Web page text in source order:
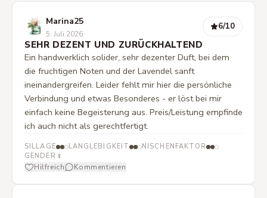
Marina25
5. Juli 2026
6/10
SEHR DEZENT UND ZURÜCKHALTEND
Ein handwerklich solider, sehr dezenter Duft, bei dem
die fruchtigen Noten und der Lavendel sanft
ineinandergreifen. Leider fehlt mir hier die persönliche
Verbindung und etwas Besonderes - er löst bei mir
einfach keine Begeisterung aus. Preis/Leistung empfinde
ich auch nicht als gerechtfertigt.
SILLAGE LANGLEBIGKEIT
NISCHENFAKTOR
GENDER ♀
Hilfreich Kommentieren